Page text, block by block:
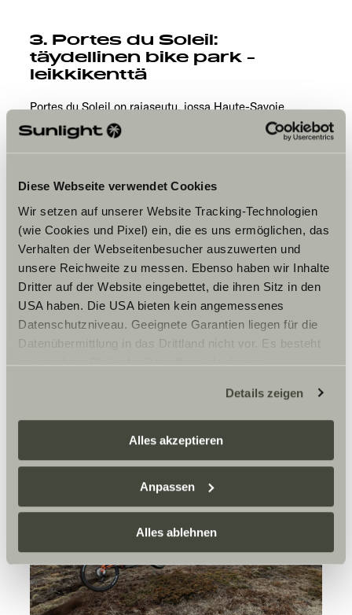
Diese Webseite verwendet Cookies
Wir setzen auf unserer Website Tracking-Technologien
(wie Cookies und Pixel) ein, die es uns ermöglichen, das
Verhalten der Webseitenbesucher auszuwerten und
unsere Reichweite zu messen. Ebenso haben wir Inhalte
Dritter auf der Website eingebettet, die ihren Sitz in den
USA haben. Die USA bieten kein angemessenes
Datenschutzniveau. Geeignete Garantien liegen für die
Datenübermittlung in das Drittland nicht vor. Es besteht
ein erhöhtes Risiko für Betroffene, da diesen
zustehen. Eingesetzte Dienstleister können Daten für
eigene Zwecke verarbeiten und mit anderen Daten
zusammenführen. Weitere Informationen finden Sie hier:
Datenschutzerklärung
einzelne Cookies/Dienste in den Einstellungen aus,
erteilen Sie uns Ihre Einwilligung zur Verarbeitung Ihrer
Daten zu den genannten Zwecken. Die Einwilligung ist
freiwillig, für den Besuch der Website nicht erforderlich
und kann jederzeit über die Einstellungen widerrufen
werden. Klicken Sie auf Ablehnen, werden nur die
notwendigen Cookies auf der Webseite gesetzt, die für
Details zeigen
Alles akzeptieren
Anpassen
Alles ablehnen
3. Portes du Soleil:
täydellinen bike park -
leikkikenttä
Portes du Soleil on rajaseutu, jossa Haute-Savoie
kohtaa Valaisin kantonin. Yhteensä 12 aluetta (mukaan
lukien Morzine, Les Gets ja Avoriaz)
muodostavat
yhden maailman suurimmista yhtenäisistä MTB-
World Cup -downhillia, flow-reittejä, hyppyjä ja teknisiä
linjoja. Kaikki on saavutettavissa hisseillä yhdellä lipulla
– infrastruktuuri on huippuluokkaa. Voit ajaa laaksosta
toiseen koko päivän ilman, että ajat samaa reittiä
kahdesti,samalla kun Mont Blanc siintää taustalla.
Älä missaa:
Morzinen vilkkaat après-bike -baarit ja kesän energinen
tunnelma täynnä tapahtumia ja kilpailuja.